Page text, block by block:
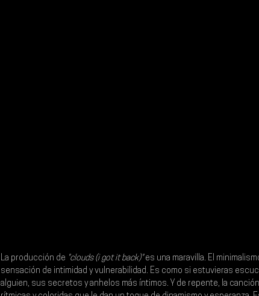
La producción de "clouds (i got it back)" es una maravilla. El
sensación de intimidad y vulnerabilidad. Es como si estuvieras
alguien, sus secretos y anhelos más íntimos. Y de repente, la